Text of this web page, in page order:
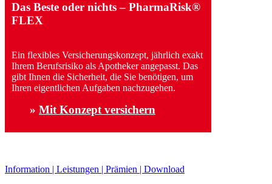
Das Beste oder nichts – PharmaRisk®
FLEX
Ein flexibles Versicherungskonzept, jährlich exakt
Ihrem Berufsrisiko als Apotheker angepasst. Das
gibt Ihnen die Sicherheit, die Sie benötigen, um
Ihren eigentlichen Aufgaben nachzugehen.
» Mit Konzept versichern
Information | Leistungen | Prämien | Download